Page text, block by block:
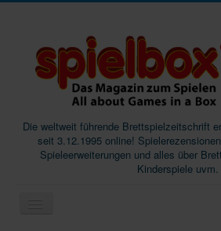
Die weltweit führende Brettspielzeitschrift
seit 3.12.1995 online!
Spieleerweiterungen und alles über
Kinderspiele uvm.